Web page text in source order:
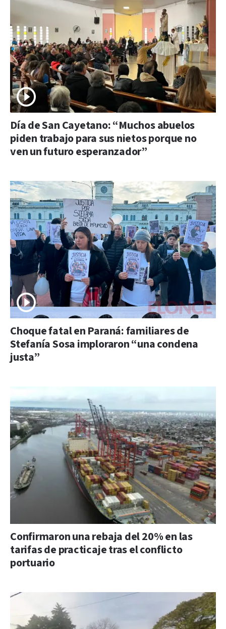
Día de San Cayetano: “Muchos abuelos
piden trabajo para sus nietos porque no
ven un futuro esperanzador”
Choque fatal en Paraná: familiares de
Stefanía Sosa imploraron “una condena
justa”
Confirmaron una rebaja del 20% en las
tarifas de practicaje tras el conflicto
portuario